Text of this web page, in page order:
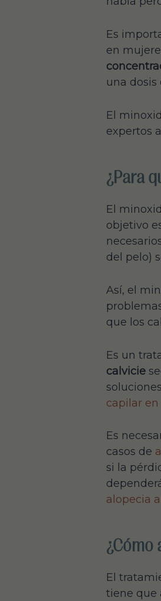
Es
en
una dosis
El
expertos
¿Para
El
objetivo
del pelo)
Así, el
que los
Es un
calvicie
capilar
Es
casos de
si la
alopecia
¿Cómo
El
tiene que